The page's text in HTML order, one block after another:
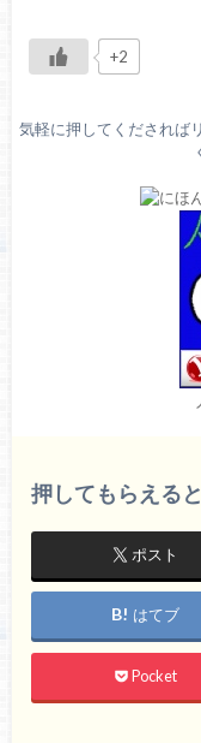
+2
気軽に押してくだされば
押してもらえる
ポスト
はてブ
Pocket